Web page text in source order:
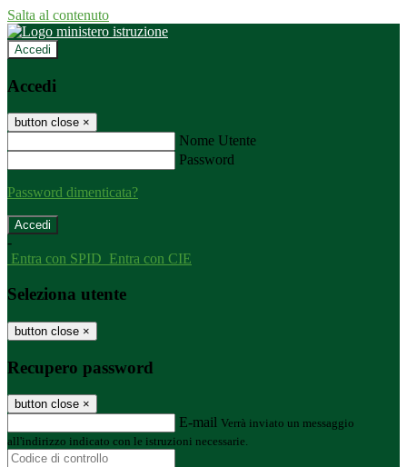
Salta al contenuto
Accedi
Accedi
button close ×
Nome Utente
Password
Password dimenticata?
-
Entra con SPID Entra con CIE
Seleziona utente
button close ×
Recupero password
button close ×
E-mail Verrà inviato un messaggio
all'indirizzo indicato con le istruzioni necessarie.